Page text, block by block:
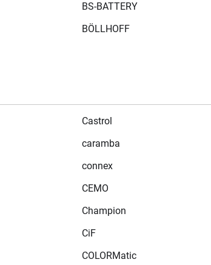
BS-BATTERY
BÖLLHOFF
Castrol
caramba
connex
CEMO
Champion
CiF
COLORMatic